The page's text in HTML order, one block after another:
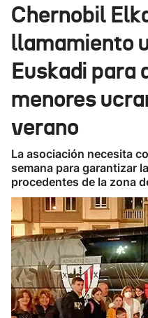
Chernobil
llamamiento
Euskadi para
menores
verano
La asociación necesita
semana para garantizar
procedentes de la zona